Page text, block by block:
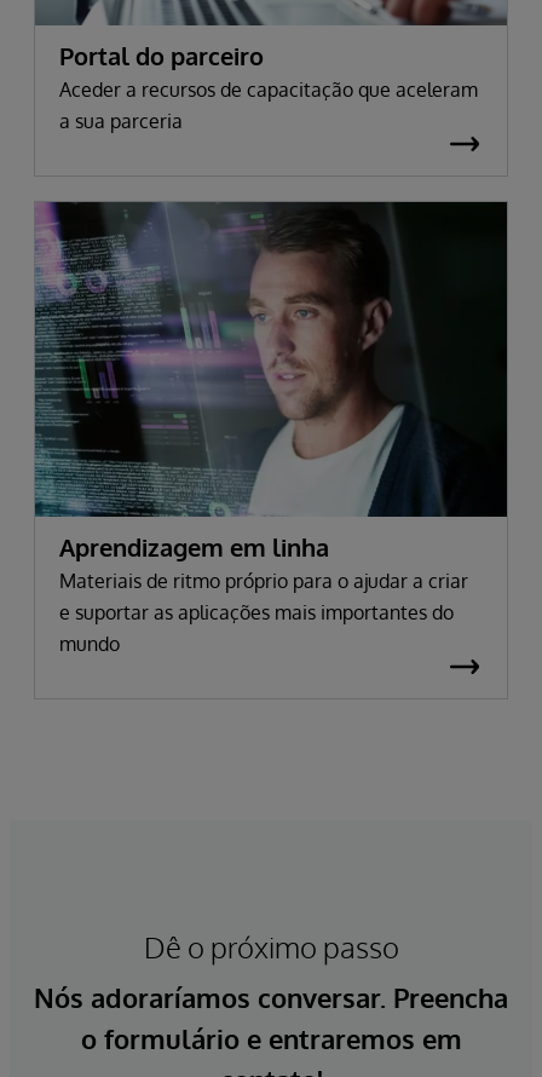
Portal do parceiro
Aceder a recursos de capacitação que aceleram
a sua parceria
Aprendizagem em linha
Materiais de ritmo próprio para o ajudar a criar
e suportar as aplicações mais importantes do
mundo
Dê o próximo passo
Nós adoraríamos conversar. Preencha
o formulário e entraremos em